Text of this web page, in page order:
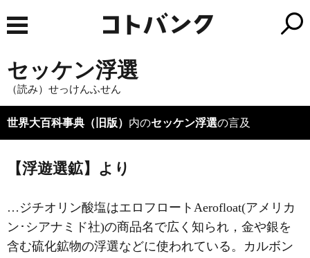
セッケン浮選
（読み）せっけんふせん
世界大百科事典（旧版） 内のセッケン浮選の言及
【浮遊選鉱】より
…ジチオリン酸塩はエロフロートAerofloat(アメリカ
ン･シアナミド社)の商品名で広く知られ，金や銀を
含む硫化鉱物の浮選などに使われている。カルボン